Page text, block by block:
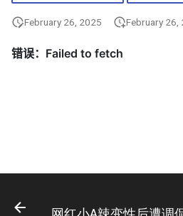
February 26, 2025 February 26,